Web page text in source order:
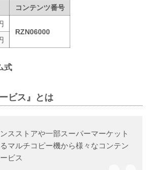
コンテンツ番号
RZN06000
式
ビス』とは
スストアや一部スーパーマーケット
マルチコピー機から様々なコンテン
ビス